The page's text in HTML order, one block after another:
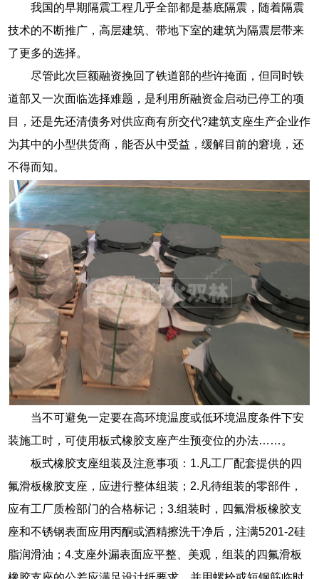
我国的早期隔震工程几乎全部都是基底隔震，随着隔震
技术的不断推广，高层建筑、带地下室的建筑为隔震层带来
了更多的选择。
尽管此次巨额融资挽回了铁道部的些许掩面，但同时铁
道部又一次面临选择难题，是利用所融资金启动已停工的项
目，还是先还清债务对供应商有所交代?建筑支座生产企业作
为其中的小型供货商，能否从中受益，缓解目前的窘境，还
不得而知。
当不可避免一定要在高环境温度或低环境温度条件下安
装施工时，可使用板式橡胶支座产生预变位的办法……。
板式橡胶支座组装及注意事项：1.凡工厂配套提供的四
氟滑板橡胶支座，应进行整体组装；2.凡待组装的零部件，
应有工厂质检部门的合格标记；3.组装时，四氟滑板橡胶支
座和不锈钢表面应用丙酮或酒精擦洗干净后，注满5201-2硅
脂润滑油；4.支座外漏表面应平整、美观，组装的四氟滑板